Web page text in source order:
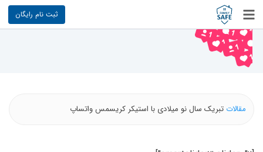
ثبت نام رایگان
مقالات تبریک سال نو میلادی با استیکر کریسمس واتساپ